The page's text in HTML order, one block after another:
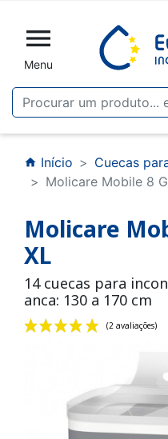

Menu
home Início
Cuecas
Molicare Mobile 8
Molicare
XL
14 cuecas para
anca: 130 a 170 cm
(2